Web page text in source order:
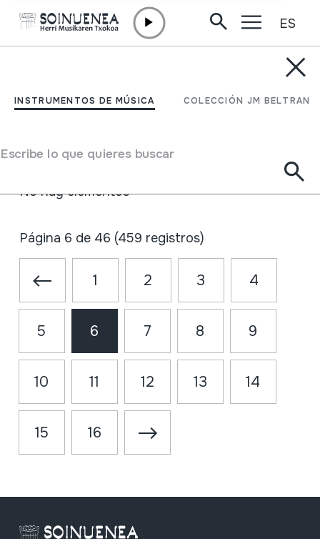
INSTRUMENTOS DE MÚSICA COLECCIÓN JM BELTRAN
Escribe lo que quieres buscar
ES
Noticias
Noticias
calendario
No hay elementos
Página 6 de 46 (459 registros)
1 2 3 4
5 6 7 8 9
10 11 12 13 14
15 16